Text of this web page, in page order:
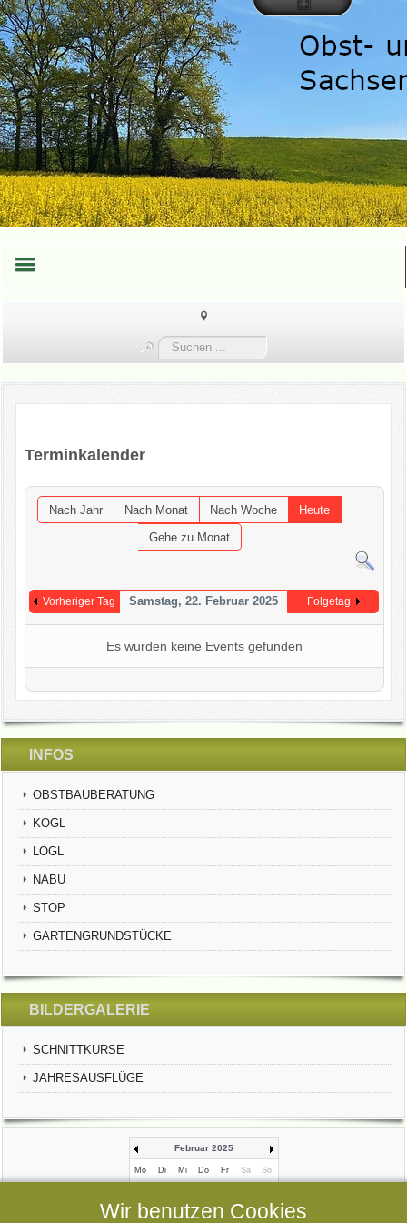
UNSER VEREIN
KONTAKT
Suchen
...
Terminkalender
Nach Jahr Nach Monat Nach Woche
Heute
Gehe zu Monat
Vorheriger Tag Samstag, 22. Februar 2025 Folgetag
Es wurden keine Events gefunden
INFOS
OBSTBAUBERATUNG
KOGL
LOGL
NABU
STOP
GARTENGRUNDSTÜCKE
BILDERGALERIE
SCHNITTKURSE
JAHRESAUSFLÜGE
Februar 2025
Mo Di Mi Do Fr Sa So
3 4 5 6 8 9
Wir benutzen Cookies